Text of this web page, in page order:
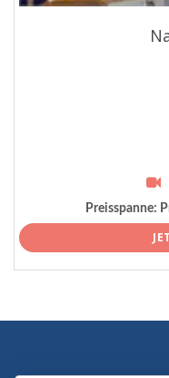
Preisspanne: